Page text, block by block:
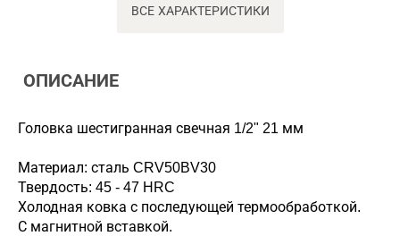
ВСЕ ХАРАКТЕРИСТИКИ
ОПИСАНИЕ
Головка шестигранная свечная 1/2" 21 мм
Материал: сталь CRV50BV30
Твердость: 45 - 47 HRC
Холодная ковка с последующей термообработкой.
С магнитной вставкой.